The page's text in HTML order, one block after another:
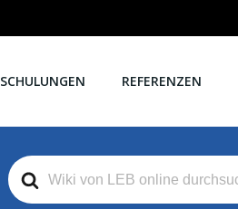
SCHULUNGEN REFERENZEN
Search
For